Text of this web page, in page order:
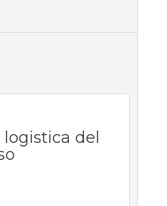
del